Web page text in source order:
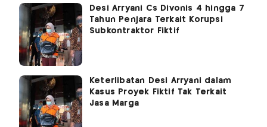
Desi Arryani Cs Divonis 4 hingga 7
Tahun Penjara Terkait Korupsi
Subkontraktor Fiktif
Keterlibatan Desi Arryani dalam
Kasus Proyek Fiktif Tak Terkait
Jasa Marga